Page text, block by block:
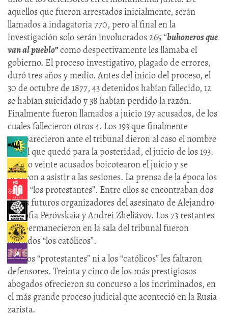
aquellos que fueron arrestados inicialmente, serán
llamados a indagatoria 770, pero al final en la
investigación solo serán involucrados 265 “buhoneros que
van al pueblo”como despectivamente les llamaba el
gobierno. El proceso investigativo, plagado de errores,
duró tres años y medio. Antes del inicio del proceso, el
30 de octubre de 1877, 43 detenidos habían fallecido, 12
se habían suicidado y 38 habían perdido la razón.
Finalmente fueron llamados a juicio 197 acusados, de los
cuales fallecieron otros 4. Los 193 que finalmente
comparecieron ante el tribunal dieron al caso el nombre
con el que quedó para la posteridad, el juicio de los 193.
Ciento veinte acusados boicotearon el juicio y se
negaron a asistir a las sesiones. La prensa de la época los
llamó “los protestantes”. Entre ellos se encontraban dos
de los futuros organizadores del asesinato de Alejandro
II, Sófia Peróvskaia y Andrei Zheliávov. Los 73 restantes
que permanecieron en la sala del tribunal fueron
llamados “los católicos”.
Ni a los “protestantes” ni a los “católicos” les faltaron
defensores. Treinta y cinco de los más prestigiosos
abogados ofrecieron su concurso a los incriminados, en
el más grande proceso judicial que aconteció en la Rusia
zarista.